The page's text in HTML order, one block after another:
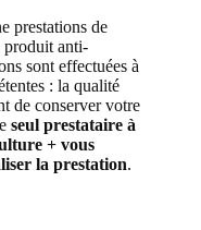
prestations de
produit anti-
sont effectuées à
: la qualité
de conserver votre
seul prestataire à
+ vous
la prestation.